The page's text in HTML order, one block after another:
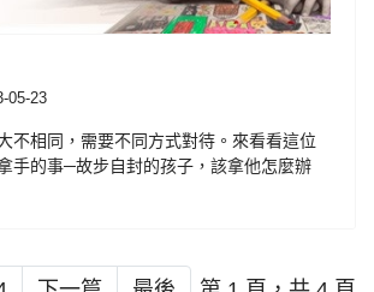
05-23
不相同，需要不同方式對待。來看看這位
手的事─故步自封的孩子，該拿他怎麼辦